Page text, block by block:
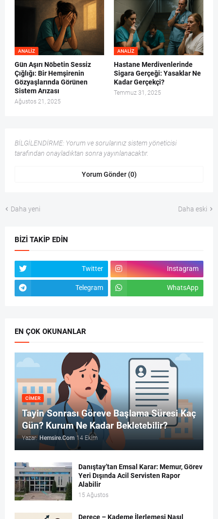
ANALIZ
Gün Aşırı Nöbetin Sessiz
Çığlığı: Bir Hemşirenin
Gözyaşlarında Görünen
Sistem Arızası
Ağustos 21, 2025
ANALIZ
Hastane Merdivenlerinde
Sigara Gerçeği: Yasaklar Ne
Kadar Gerçekçi?
Temmuz 31, 2025
BİLGİLENDİRME: Yorum ve sorularınız sistem yöneticisi
tarafından onayladıktan sonra yayınlanacaktır.
Yorum Gönder (0)
Daha yeni Daha eski
BIZI TAKIP EDIN
Twitter Instagram
Telegram WhatsApp
EN ÇOK OKUNANLAR
CİMER
Tayin Sonrası Göreve Başlama Süresi Kaç
Gün? Kurum Ne Kadar Bekletebilir?
Yazar: Hemsire.Com 14 Ekim
Danıştay’tan Emsal Karar: Memur, Görev
Yeri Dışında Acil Servisten Rapor
Alabilir
15 Ağustos
Derece – Kademe İlerlemesi Nasıl